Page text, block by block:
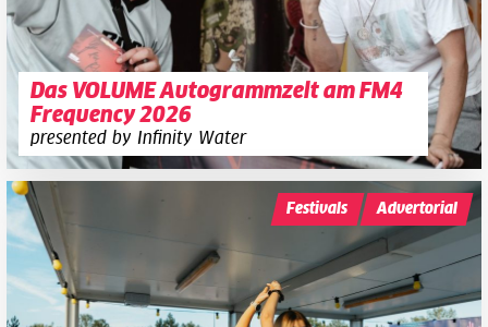
Das VOLUME Autogrammzelt am FM4
Frequency 2026
presented by Infinity Water
Festivals Advertorial